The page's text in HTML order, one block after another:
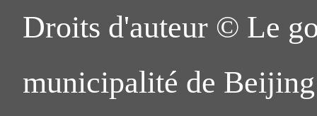
Droits d'auteur © Le
municipalité de